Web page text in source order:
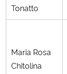
Tonatto
Maria Rosa
Chitolina